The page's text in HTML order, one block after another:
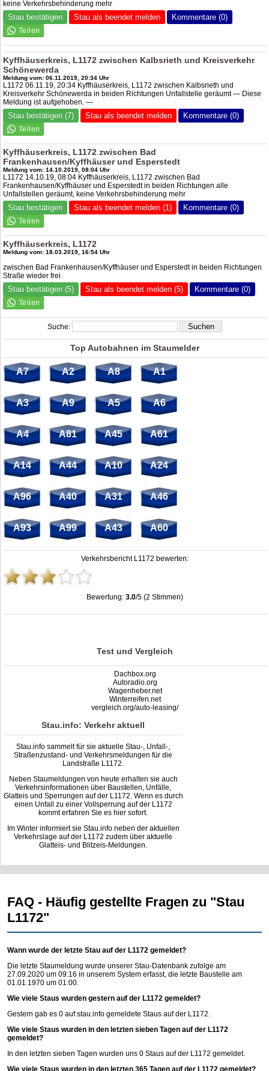
keine Verkehrsbehinderung mehr
Stau bestätigen Stau als beendet melden Kommentare (0)
Kyffhäuserkreis, L1172 zwischen Kalbsrieth und Kreisverkehr
Schönewerda
Meldung vom: 06.11.2019, 20:34 Uhr
L1172 06.11.19, 20:34 Kyffhäuserkreis, L1172 zwischen Kalbsrieth und
Kreisverkehr Schönewerda in beiden Richtungen Unfallstelle geräumt — Diese
Meldung ist aufgehoben. —
Stau bestätigen (7) Stau als beendet melden Kommentare (0)
Kyffhäuserkreis, L1172 zwischen Bad
Frankenhausen/Kyffhäuser und Esperstedt
Meldung vom: 14.10.2019, 08:04 Uhr
L1172 14.10.19, 08:04 Kyffhäuserkreis, L1172 zwischen Bad
Frankenhausen/Kyffhäuser und Esperstedt in beiden Richtungen alle
Unfallstellen geräumt, keine Verkehrsbehinderung mehr
Stau bestätigen Stau als beendet melden (1) Kommentare (0)
Kyffhäuserkreis, L1172
Meldung vom: 18.03.2019, 16:54 Uhr
zwischen Bad Frankenhausen/Kyffhäuser und Esperstedt in beiden Richtungen
Straße wieder frei
Stau bestätigen (5) Stau als beendet melden (5) Kommentare (0)
Suche:
Top Autobahnen im Staumelder
A7 A2 A8 A1
A3 A9 A5 A6
A4 A81 A45 A61
A14 A44 A10 A24
A96 A40 A31 A46
A93 A99 A43 A60
Verkehrsbericht L1172 bewerten:
Bewertung:3.0/5 (2 Stimmen)
Stau L1172: Unfälle, Sperrung & Baustellen | Staumelder L1172 ,3.0out of5
Test und Vergleich
Dachbox.org
Autoradio.org
Wagenheber.net
Winterreifen.net
vergleich.org/auto-leasing/
Stau.info: Verkehr aktuell
Stau.info sammelt für sie aktuelle Stau-, Unfall-,
Straßenzustand- und Verkehrsmeldungen für die
Landstraße L1172.
Neben Staumeldungen von heute erhalten sie auch
Verkehrsinformationen über Baustellen, Unfälle,
Glatteis und Sperrungen auf der L1172. Wenn es durch
einen Unfall zu einer Vollsperrung auf der L1172
kommt erfahren Sie es hier sofort.
Im Winter informiert sie Stau.info neben der aktuellen
Verkehrslage auf der L1172 zudem über aktuelle
Glatteis- und Blitzeis-Meldungen.
FAQ - Häufig gestellte Fragen zu "Stau
L1172"
Wann wurde der letzte Stau auf der L1172 gemeldet?
Die letzte Staumeldung wurde unserer Stau-Datenbank zufolge am
27.09.2020 um 09:16 in unserem System erfasst, die letzte Baustelle am
01.01.1970 um 01:00.
Wie viele Staus wurden gestern auf der L1172 gemeldet?
Gestern gab es 0 aufstau.info gemeldete Staus auf der L1172.
Wie viele Staus wurden in den letzten sieben Tagen auf der L1172
gemeldet?
In den letzten sieben Tagen wurden uns 0 Staus auf der L1172 gemeldet.
Wie viele Staus wurden in den letzten 365 Tagen auf der L1172 gemeldet?